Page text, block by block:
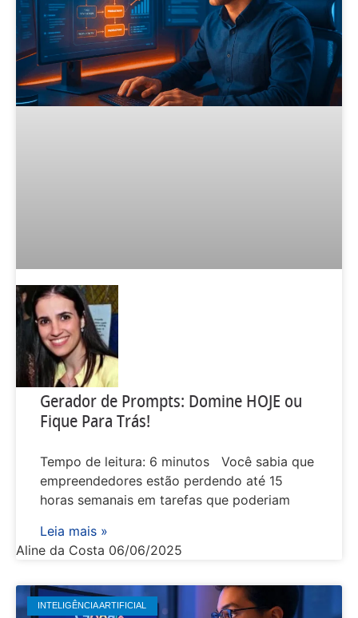
Gerador de Prompts: Domine HOJE ou
Fique Para Trás!
Tempo de leitura: 6 minutos Você sabia que
empreendedores estão perdendo até 15
horas semanais em tarefas que poderiam
Leia mais »
Aline da Costa 06/06/2025
INTELIGÊNCIA ARTIFICIAL